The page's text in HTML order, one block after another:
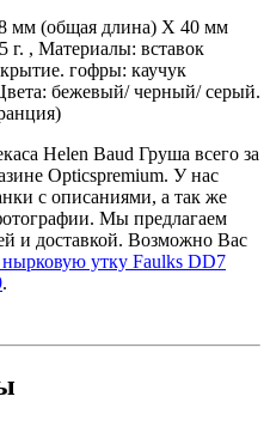
мм (общая длина) Х 40 мм
г. , Материалы: вставок
гофры: каучук
бежевый/ черный/ серый.
Helen Baud Груша всего за
Opticspremium. У нас
с описаниями, а так же
Мы предлагаем
и доставкой. Возможно Вас
утку Faulks DD7
.